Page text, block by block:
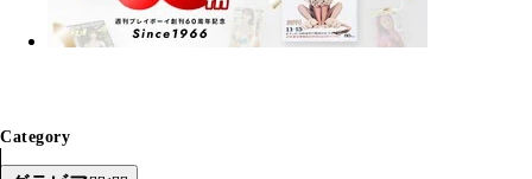
Category